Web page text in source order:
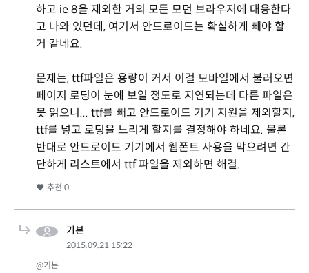
하고 ie 8을 제외한 거의 모든 모던 브라우저에 대응한다
고 나와 있던데, 여기서 안드로이드는 확실하게 빼야 할
거 같네요.
문제는, ttf파일은 용량이 커서 이걸 모바일에서 불러오면
페이지 로딩이 눈에 보일 정도로 지연되는데 다른 파일은
못 읽으니... ttf를 빼고 안드로이드 기기 지원을 제외할지,
ttf를 넣고 로딩을 느리게 할지를 결정해야 하네요. 물론
반대로 안드로이드 기기에서 웹폰트 사용을 막으려면 간
단하게 리스트에서 ttf 파일을 제외하면 해결.
추천 0
기븐
2015.09.21 15:22
@기븐